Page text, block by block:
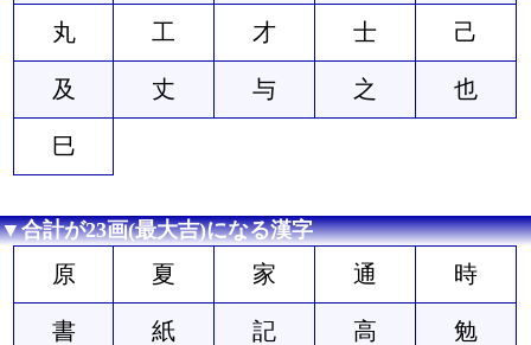
丸 工 才 士 己
及 丈 与 之 也
巳
▼合計が23画(最大吉)になる漢字
原 夏 家 通 時
書 紙 記 高 勉